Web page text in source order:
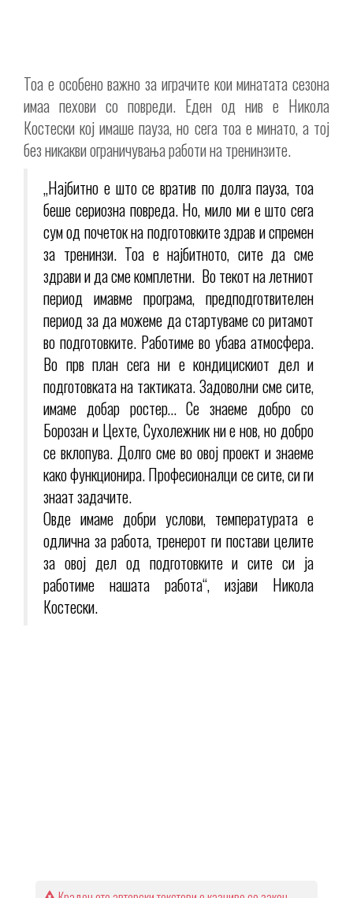
Тоа е особено важно за играчите кои минатата сезона
имаа пехови со повреди. Еден од нив е Никола
Костески кој имаше пауза, но сега тоа е минато, а тој
без никакви ограничувања работи на тренинзите.
„Најбитно е што се вратив по долга пауза, тоа
беше сериозна повреда. Но, мило ми е што сега
сум од почеток на подготовките здрав и спремен
за тренинзи. Тоа е најбитното, сите да сме
здрави и да сме комплетни. Во текот на летниот
период имавме програма, предподготвителен
период за да можеме да стартуваме со ритамот
во подготовките. Работиме во убава атмосфера.
Во прв план сега ни е кондицискиот дел и
подготовката на тактиката. Задоволни сме сите,
имаме добар ростер… Се знаеме добро со
Борозан и Цехте, Сухолежник ни е нов, но добро
се вклопува. Долго сме во овој проект и знаеме
како функционира. Професионалци се сите, си ги
знаат задачите.
Овде имаме добри услови, температурата е
одлична за работа, тренерот ги постави целите
за овој дел од подготовките и сите си ја
работиме нашата работа“, изјави Никола
Костески.